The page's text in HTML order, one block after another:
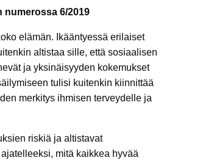
6/2019
elämän. Ikääntyessä erilaiset
altistaa sille, että sosiaalisen
ja yksinäisyyden kokemukset
tulisi kuitenkin kiinnittää
merkitys ihmisen terveydelle ja
riskiä ja altistavat
mitä kaikkea hyvää